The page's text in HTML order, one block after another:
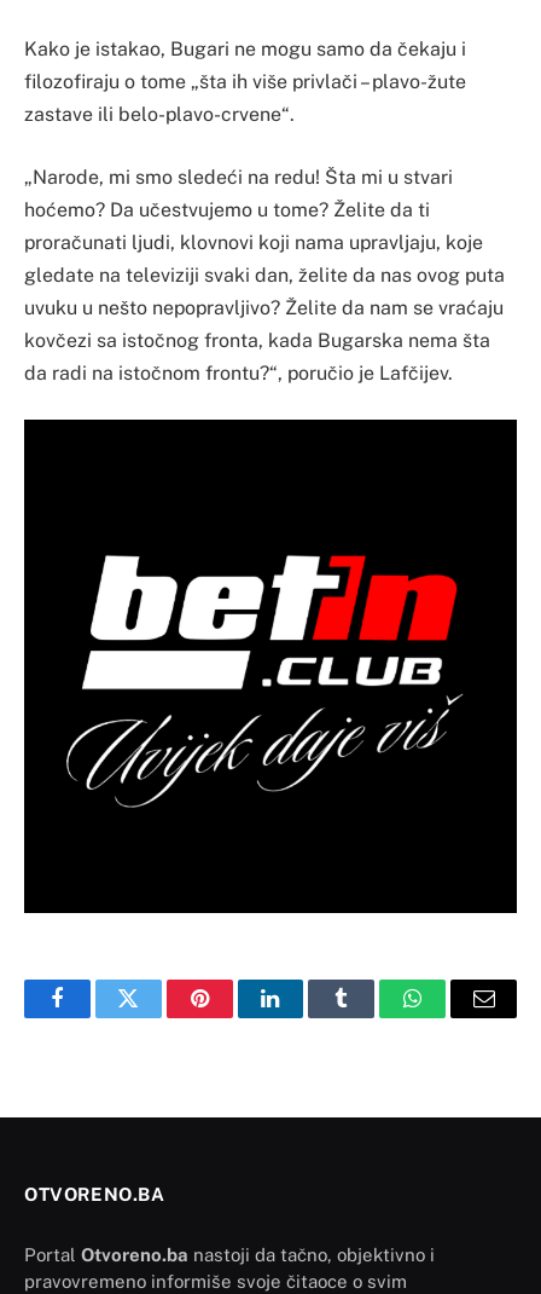
Kako je istakao, Bugari ne mogu samo da čekaju i
filozofiraju o tome „šta ih više privlači – plavo-žute
zastave ili belo-plavo-crvene“.
„Narode, mi smo sledeći na redu! Šta mi u stvari
hoćemo? Da učestvujemo u tome? Želite da ti
proračunati ljudi, klovnovi koji nama upravljaju, koje
gledate na televiziji svaki dan, želite da nas ovog puta
uvuku u nešto nepopravljivo? Želite da nam se vraćaju
kovčezi sa istočnog fronta, kada Bugarska nema šta
da radi na istočnom frontu?“, poručio je Lafčijev.
FacebookTwitter PinterestLinkedInTumblr WhatsAppEmail
OTVORENO.BA
Portal Otvoreno.ba nastoji da tačno, objektivno i
pravovremeno informiše svoje čitaoce o svim